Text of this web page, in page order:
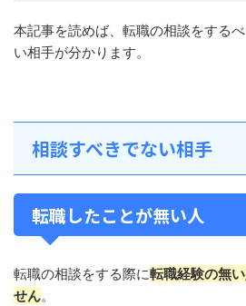
本記事を読めば、転職の相談をする
い相手が分かります。
相談すべきでない相手
転職したことが無い人
転職の相談をする際に転職経験の無
せん。